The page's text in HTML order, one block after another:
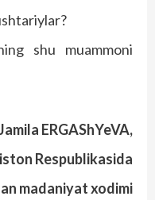
shu muammoni
ERGAShYeVA,
Respublikasida
madaniyat xodimi